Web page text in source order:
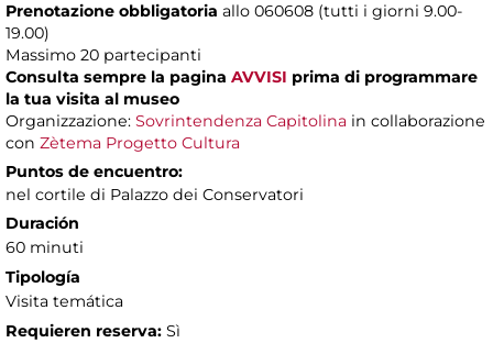
Prenotazione obbligatoria allo 060608 (tutti i giorni 9.00-
19.00)
Massimo 20 partecipanti
Consulta sempre la pagina AVVISI prima di programmare
la tua visita al museo
Organizzazione: Sovrintendenza Capitolina in collaborazione
con Zètema Progetto Cultura
Puntos de encuentro:
nel cortile di Palazzo dei Conservatori
Duración
60 minuti
Tipología
Visita temática
Requieren reserva: Sì